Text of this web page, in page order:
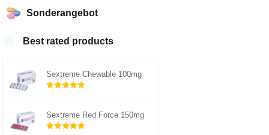
Sonderangebot
Best rated products
Sextreme Chewable 100mg
5
Sextreme Red Force 150mg